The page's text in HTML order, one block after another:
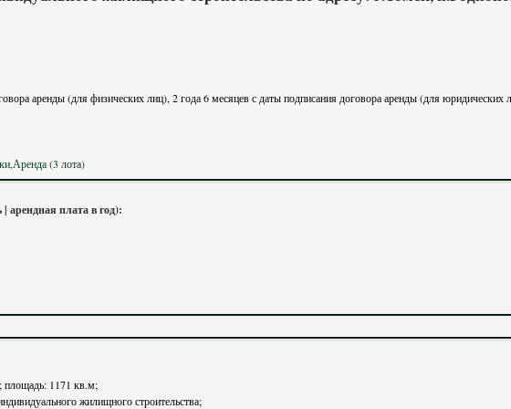
аренды (для физических лиц), 2 года 6 месяцев с даты подписания договора аренды (для юридических
(3 лота)
арендная плата в год):
площадь: 1171 кв.м;
жилищного строительства;